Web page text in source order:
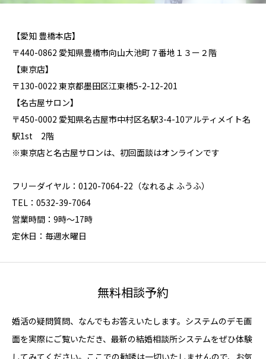
【愛知 豊橋本店】
〒440-0862 愛知県豊橋市向山大池町７番地１３ー２階
【東京店】
〒130-0022 東京都墨田区江東橋5-2-12-201
【名古屋サロン】
〒450-0002 愛知県名古屋市中村区名駅3-4-10アルティメイト名
駅1st 2階
※東京店と名古屋サロンは、初回面談はオンラインです
フリーダイヤル：0120-7064-22（なれるよ ふうふ）
TEL：0532-39-7064
営業時間：9時～17時
定休日：毎週水曜日
無料相談予約
婚活の疑問質問、なんでもお答えいたします。システムのデモ画
面を実際にご覧いただき、最新の結婚相談所システムをぜひ体験
してみてください。ここでの勧誘は一切いたしませんので、お気